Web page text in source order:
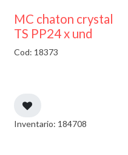
MC chaton crystal
TS PP24 x und
Cod: 18373
Inventario: 184708